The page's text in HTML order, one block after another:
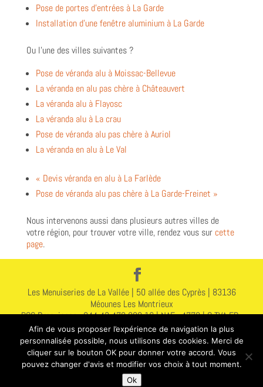
Pose de portes d’entrées à La Garde
Installation d’une fenêtre aluminium à La Garde
Ou l’une des villes suivantes ?
Pose de véranda alu à Moissac-Bellevue
La véranda en alu pas chère à Châteauvert
La véranda alu à Flayosc
La véranda alu à La crau
Pose de véranda alu pas chère à Auriol
La véranda en alu à Le Val
« Devis véranda en alu à La Farlède
Pose de véranda alu pas chère à La Garde-Freinet »
Nous intervenons aussi dans plusieurs autres villes de
votre région, pour trouver votre ville, rendez vous sur cette
page.
Les Menuiseries de La Vallée | 50 allée des Cyprès | 83136
Méounes Les Montrieux
RCS Draguignan : 844 43 478 000 16 | NAF : 4778 | C TVA FR :
578 444 314 78
Assurance : N A283251912155372 GAN 2 | Avenue du 8 Mai |
83400 Hyères
www.lesmenuiseriesdelavallee.fr |contact@lmdlv.fr|Mentions
| Téléphone : 07 67 31 92 47
Afin de vous proposer l’expérience de navigation la plus
personnalisée possible, nous utilisons des cookies. Merci de
cliquer sur le bouton OK pour donner votre accord. Vous
pouvez changer d'avis et modifier vos choix à tout moment.
Ok